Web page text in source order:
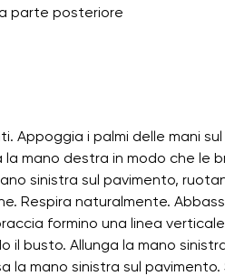
parte posteriore
Appoggia i palmi delle mani
mano destra in modo che le
sinistra sul pavimento,
Respira naturalmente.
formino una linea
il busto. Allunga la mano
la mano sinistra sul pavimento.